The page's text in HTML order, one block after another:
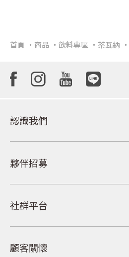
首頁 商品 飲料專區 茶瓦納
認識我們
夥伴招募
社群平台
顧客關懷